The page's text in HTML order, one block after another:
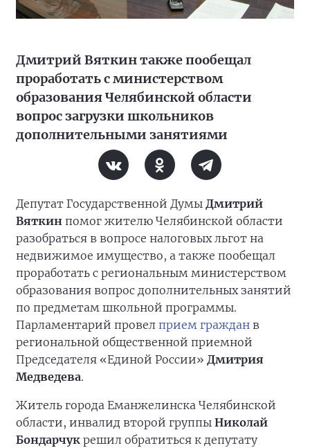
Дмитрий Вяткин также пообещал
проработать с министерством
образования Челябинской области
вопрос загрузки школьников
дополнительными занятиями
Депутат Государственной Думы Дмитрий
Вяткин помог жителю Челябинской области
разобраться в вопросе налоговых льгот на
недвижимое имущество, а также пообещал
проработать с региональным министерством
образования вопрос дополнительных занятий
по предметам школьной программы.
Парламентарий провел прием граждан в
региональной общественной приемной
Председателя «Единой России» Дмитрия
Медведева.
Житель города Еманжелинска Челябинской
области, инвалид второй группы Николай
Бондарчук решил обратиться к депутату